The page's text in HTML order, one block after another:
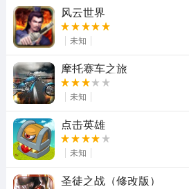
风云世界
未知
摩托赛车之旅
未知
点击英雄
未知
圣徒之战（修改版）